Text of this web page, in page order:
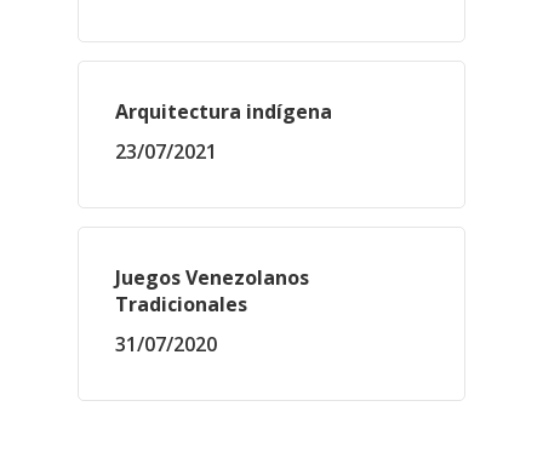
Arquitectura indígena
23/07/2021
Juegos Venezolanos
Tradicionales
31/07/2020